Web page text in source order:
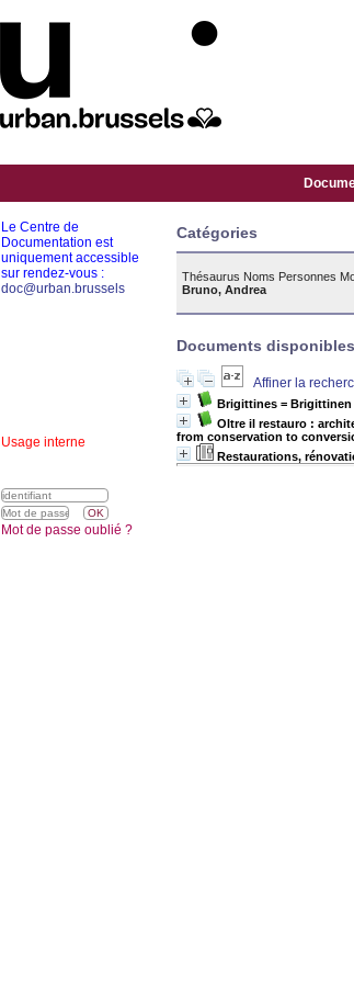
Catégories
Thésaurus Noms Personnes
Bruno, Andrea
Documents
Affiner la
Brigittines = Brigittinen
Oltre il restauro :
from conservation to
Restaurations,
Le Centre de
Documentation est
uniquement accessible
sur rendez-vous :
doc@urban.brussels
Usage interne
Mot de passe oublié ?